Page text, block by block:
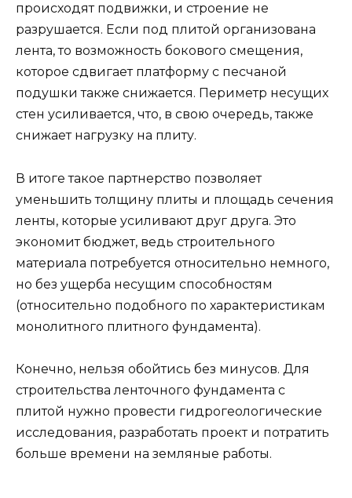
происходят подвижки, и строение не
разрушается. Если под плитой организована
лента, то возможность бокового смещения,
которое сдвигает платформу с песчаной
подушки также снижается. Периметр несущих
стен усиливается, что, в свою очередь, также
снижает нагрузку на плиту.
В итоге такое партнерство позволяет
уменьшить толщину плиты и площадь сечения
ленты, которые усиливают друг друга. Это
экономит бюджет, ведь строительного
материала потребуется относительно немного,
но без ущерба несущим способностям
(относительно подобного по характеристикам
монолитного плитного фундамента).
Конечно, нельзя обойтись без минусов. Для
строительства ленточного фундамента с
плитой нужно провести гидрогеологические
исследования, разработать проект и потратить
больше времени на земляные работы.